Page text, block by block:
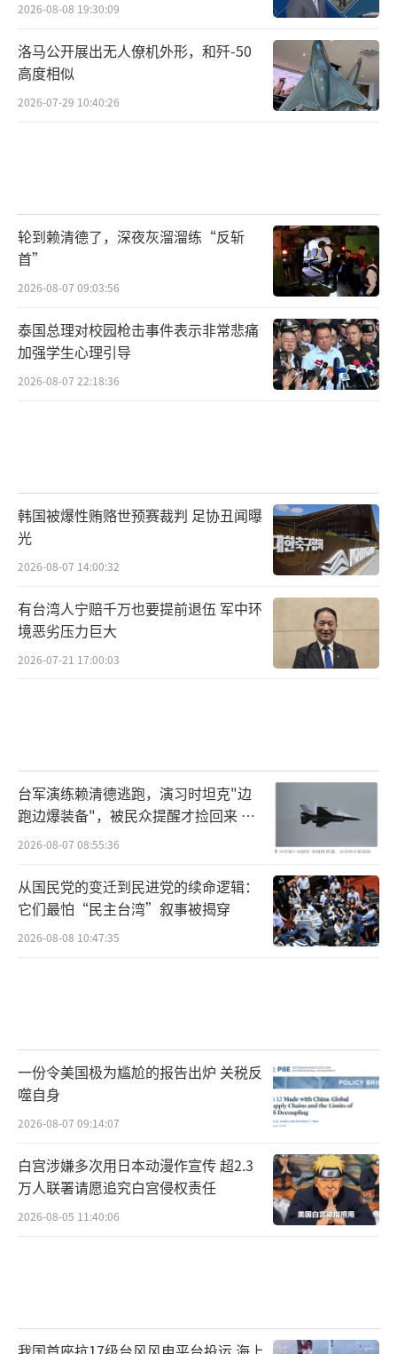
2026-08-08 19:30:09
洛马公开展出无人僚机外形，和歼-50
高度相似
2026-07-29 10:40:26
轮到赖清德了，深夜灰溜溜练“反斩
首”
2026-08-07 09:03:56
泰国总理对校园枪击事件表示非常悲痛
加强学生心理引导
2026-08-07 22:18:36
韩国被爆性贿赂世预赛裁判 足协丑闻曝
光
2026-08-07 14:00:32
有台湾人宁赔千万也要提前退伍 军中环
境恶劣压力巨大
2026-07-21 17:00:03
台军演练赖清德逃跑，演习时坦克"边
跑边爆装备"，被民众提醒才捡回来 演
习状况频出引发关注
2026-08-07 08:55:36
从国民党的变迁到民进党的续命逻辑：
它们最怕“民主台湾”叙事被揭穿
2026-08-08 10:47:35
一份令美国极为尴尬的报告出炉 关税反
噬自身
2026-08-07 09:14:07
白宫涉嫌多次用日本动漫作宣传 超2.3
万人联署请愿追究白宫侵权责任
2026-08-05 11:40:06